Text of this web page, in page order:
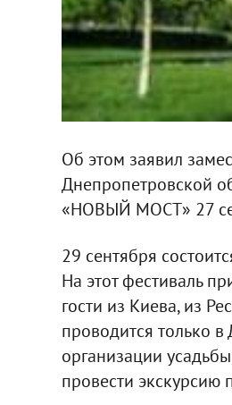
Об этом заявил
Днепропетровской
«НОВЫЙ МОСТ» 27
29 сентября
На этот фестиваль
гости из Киева, из
проводится только
организации
провести экскурсию